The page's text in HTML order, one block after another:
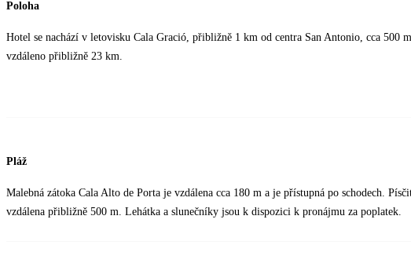
Poloha
Hotel se nachází v letovisku Cala Gració, přibližně 1 km od centra San Antonio, cca 500
vzdáleno přibližně 23 km.
Pláž
Malebná zátoka Cala Alto de Porta je vzdálena cca 180 m a je přístupná po schodech.
vzdálena přibližně 500 m. Lehátka a slunečníky jsou k dispozici k pronájmu za poplatek.